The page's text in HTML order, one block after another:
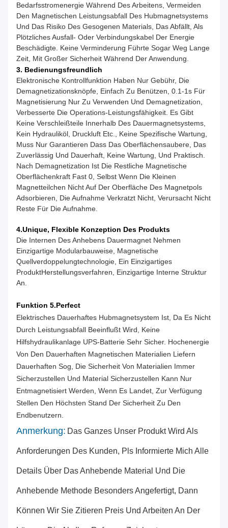
Bedarfsstromenergie Während Des Arbeitens, Vermeiden
Den Magnetischen Leistungsabfall Des Hubmagnetsystems
Und Das Risiko Des Gesogenen Materials, Das Abfällt, Als
Plötzliches Ausfall- Oder Verbindungskabel Der Energie
Beschädigte. Keine Verminderung Führte Sogar Weg Lange
Zeit, Mit Großer Sicherheit Während Der Anwendung.
3. Bedienungsfreundlich
Elektronische Kontrollfunktion Haben Nur Gebühr, Die
Demagnetizationsknöpfe, Einfach Zu Benützen, 0.1-1s Für
Magnetisierung Nur Zu Verwenden Und Demagnetization,
Verbesserte Die Operations-Leistungsfähigkeit. Es Gibt
Keine Verschleißteile Innerhalb Des Dauermagnetsystems,
Kein Hydrauliköl, Druckluft Etc., Keine Spezifische Wartung,
Muss Nur Garantieren Dass Das Oberflächensaubere, Das
Zuverlässig Und Dauerhaft, Keine Wartung, Und Praktisch.
Nach Demagnetization Ist Die Restliche Magnetische
Oberflächenkraft Fast 0, Selbst Wenn Die Kleinen
Magnetteilchen Nicht Auf Der Oberfläche Des Magnetpols
Adsorbieren, Die Aufnahme Verkratzt Nicht, Verursacht Nicht
Reste Für Die Aufnahme.
4.Unique, Flexible Konzeption Des Produkts
Die Internen Des Anhebens Dauermagnet Nehmen
Einzigartige Modularbauweise, Magnetische
Quellverdoppelungtechnologie, Ein Einzigartiges
ProduktHerstellungsverfahren, Einzigartige Interne Struktur
An.
Funktion 5.Perfect
Elektrisches Dauerhaftes Hubmagnetsystem Ist, Da Es Nicht
Durch Leistungsabfall Beeinflußt Wird, Keine
Hilfshydraulikanlage UPS-Batterie Sehr Sicher. Hochenergie
Von Den Dauerhaften Magnetischen Materialien Liefern
Dauerhaften Sog, Die Sicherheit Von Materialien Immer
Sicherzustellen Und Material Sicherzustellen Kann Nur
Entmagnetisiert Werden, Wenn Es Landet, Zur Verfügung
Stellen Den Höchsten Stand Der Sicherheit Zu Den
Endbenutzern.
Anmerkung: Das Ganzes Unser Produkt Wird Als
Anforderungen Des Kunden, Pls Informierte Mich Alle
Details Über Das Anhebende Material Und Die
Anhebende Methode Besonders Angefertigt, Dann
Können Wir Sie Zitieren Preis Und Arbeiten An Der